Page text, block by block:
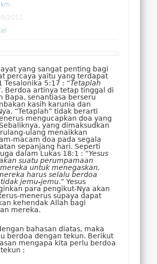
2011
yang sangat penting bagi
percaya yaitu yang terdapat
Tesalonika 5:17 : “Tetaplah
Berdoa artinya tetap tinggal di
Bapa, senantiasa berseru
kasih karunia dan
“Tetaplah” tidak berarti
mengucapkan doa yang
yang dimaksudkan
ulang menaikkan
macam doa pada segala
sepanjang hari. Seperti
dalam Lukas 18:1 : “Yesus
suatu perumpamaan
untuk menegaskan,
harus selalu berdoa
jemu-jemu.” Yesus
para pengikut-Nya akan
menerus supaya dapat
kehendak Allah bagi
mereka.
bahasan diatas, maka
berdoa dengan tekun. Berikut
mengapa kita perlu berdoa
: